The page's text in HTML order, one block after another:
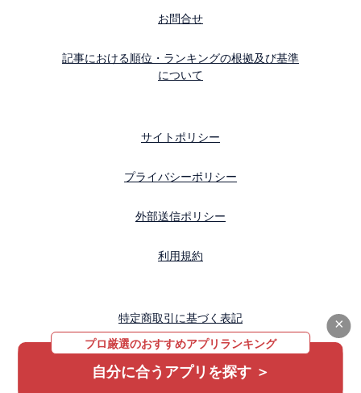
プロ厳選のおすすめアプリランキング
自分に合うアプリを探す ＞
×
お問合せ
記事における順位・ランキングの根拠及び基準
について
サイトポリシー
プライバシーポリシー
外部送信ポリシー
利用規約
特定商取引に基づく表記
運営会社